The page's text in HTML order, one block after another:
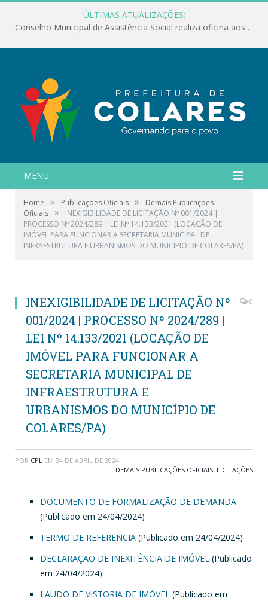
ÚLTIMAS ATUALIZAÇÕES:
Conselho Municipal de Assistência Social realiza oficina aos servidores
MENU
Home » Publicações Oficiais »
Demais Publicações
Oficiais »
INEXIGIBILIDADE DE LICITAÇÃO Nº 001/2024 |
PROCESSO Nº 2024/289 | LEI Nº 14.133/2021 (LOCAÇÃO DE
IMÓVEL PARA FUNCIONAR A SECRETARIA MUNICIPAL DE
INFRAESTRUTURA E URBANISMOS DO MUNICÍPIO DE COLARES/PA)
INEXIGIBILIDADE DE LICITAÇÃO Nº
001/2024 | PROCESSO Nº 2024/289 |
LEI Nº 14.133/2021 (LOCAÇÃO DE
IMÓVEL PARA FUNCIONAR A
SECRETARIA MUNICIPAL DE
INFRAESTRUTURA E
URBANISMOS DO MUNICÍPIO DE
COLARES/PA)
0
POR CPL EM 24 DE ABRIL DE 2024
DEMAIS PUBLICAÇÕES OFICIAIS, LICITAÇÕES
DOCUMENTO DE FORMALIZAÇÃO DE DEMANDA
(Publicado em 24/04/2024)
TERMO DE REFERENCIA (Publicado em 24/04/2024)
DECLARAÇÃO DE INEXITÊNCIA DE IMÓVEL (Publicado
em 24/04/2024)
LAUDO DE VISTORIA DE IMÓVEL (Publicado em